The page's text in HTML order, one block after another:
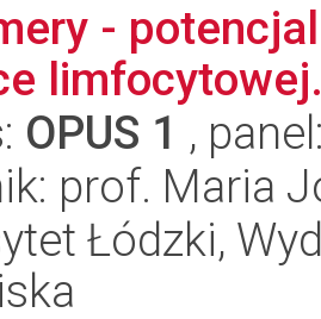
-
OPUS 1 ,
prof. Maria
Łódzki,